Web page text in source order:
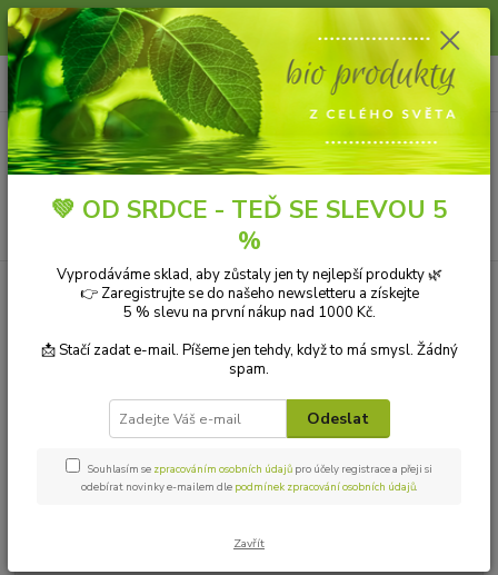
Slunce, koupání a horko dávají vlasům zabrat. Dopřejte jim šetrnou péči s
přírodní vlasovou kosmetikou.
Menu
CZK
+420 606 912 887
9-18:00 hod.
0 ks
za 0,00 Kč
Kategorie blogu
Přírodní kosmetika
Přírodní aromaterapie
Bio drogerie
💚 OD SRDCE - TEĎ SE SLEVOU 5
%
Vyprodáváme sklad, aby zůstaly jen ty nejlepší produkty 🌿
👉 Zaregistrujte se do našeho newsletteru a získejte
5 % slevu na první nákup nad 1000 Kč.
📩 Stačí zadat e-mail. Píšeme jen tehdy, když to má smysl. Žádný
spam.
Odeslat
Souhlasím se zpracováním osobních údajů pro účely registrace a přeji si
odebírat novinky e-mailem dle podmínek zpracování osobních údajů.
Zavřít